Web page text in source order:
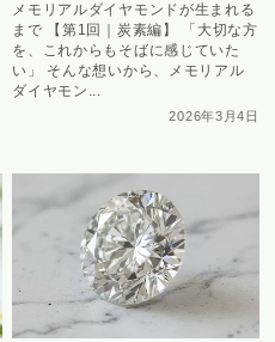
メモリアルダイヤモンドが生まれる
まで 【第1回｜炭素編】 「大切な方
を、これからもそばに感じていた
い」 そんな想いから、メモリアル
ダイヤモン...
2026年3月4日